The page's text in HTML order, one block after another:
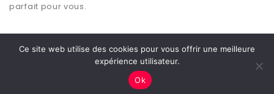
parfait pour vous.
Copyright © 2026 Footballrama
Ce site web utilise des cookies pour vous offrir une meilleure
expérience utilisateur.
Ok